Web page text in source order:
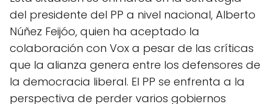
del presidente del PP a nivel nacional, Alberto
Núñez Feijóo, quien ha aceptado la
colaboración con Vox a pesar de las críticas
que la alianza genera entre los defensores de
la democracia liberal. El PP se enfrenta a la
perspectiva de perder varios gobiernos